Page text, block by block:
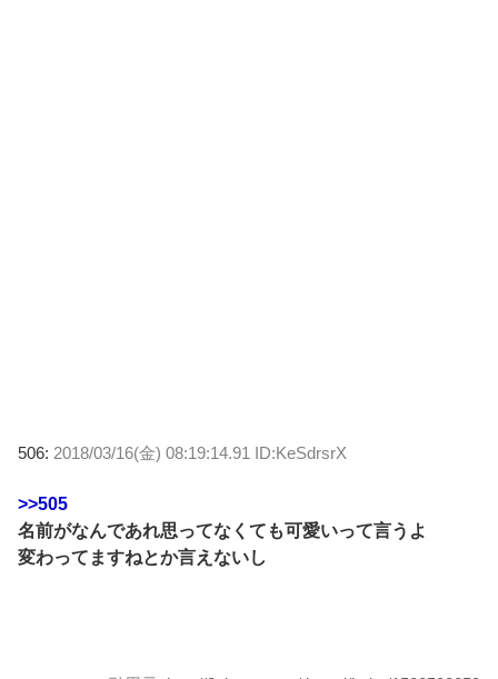
506: 2018/03/16(金) 08:19:14.91 ID:KeSdrsrX
>>505
名前がなんであれ思ってなくても可愛いって言うよ
変わってますねとか言えないし